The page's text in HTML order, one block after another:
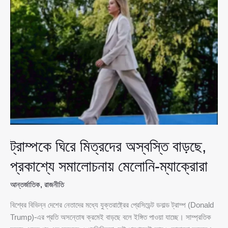
যুক্তরাষ্ট্র,
বেলজিয়ামের
কাছে
হেরে
বিশ্বকাপ
ট্রাম্পকে ঘিরে মিত্রদের অস্বস্তি বাড়ছে,
প্রকাশ্যে সমালোচনায় মেলোনি-ম্যাক্রোরা
আন্তর্জাতিক, রাজনীতি
বিশ্বের বিভিন্ন দেশের নেতাদের মধ্যে যুক্তরাষ্ট্রের প্রেসিডেন্ট ডনাল্ড ট্রাম্প (Donald
Trump)-এর প্রতি অসন্তোষ ক্রমেই বাড়ছে বলে ইঙ্গিত পাওয়া যাচ্ছে। সাম্প্রতিক